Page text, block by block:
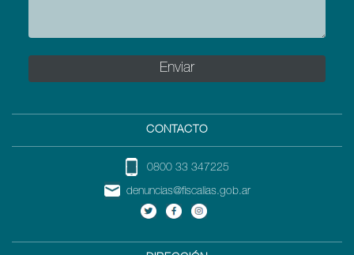
CONTACTO
0800 33 347225
denuncias@fiscalias.gob.ar